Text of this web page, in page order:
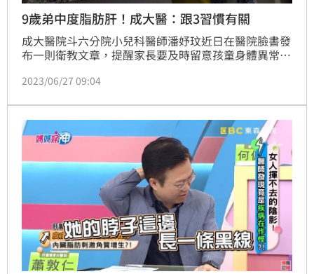
9歲弟中度脂肪肝！成大醫：跟3習慣有關
成大醫院斗六分院小兒科醫師潘妤玟近日在醫院臉書發
布一則衛教文章，提醒家長要及時留意孩童身體異常！
學校體檢，發現脖子處有明顯的「黑色棘皮症」進一步
運動、營養不均衡，竟有中度脂肪肝！
2023/06/27 09:04